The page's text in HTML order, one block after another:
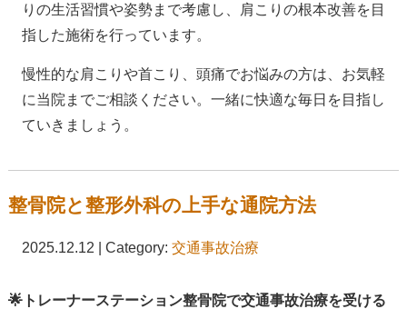
りの生活習慣や姿勢まで考慮し、肩こりの根本改善を目
指した施術を行っています。
慢性的な肩こりや首こり、頭痛でお悩みの方は、お気軽
に当院までご相談ください。一緒に快適な毎日を目指し
ていきましょう。
整骨院と整形外科の上手な通院方法
2025.12.12 | Category: 交通事故治療
🌟トレーナーステーション整骨院で交通事故治療を受ける